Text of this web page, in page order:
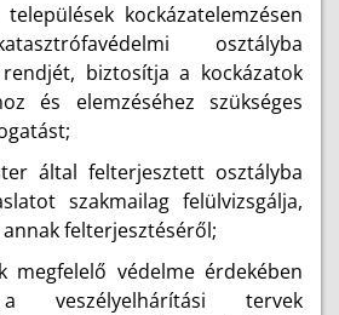
kockázatelemzésen
osztályba
biztosítja a kockázatok
és elemzéséhez szükséges
által felterjesztett osztályba
szakmailag felülvizsgálja,
felterjesztéséről;
megfelelő védelme érdekében
veszélyelhárítási tervek